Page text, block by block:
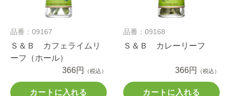
品番：09167
Ｓ＆Ｂ カフェライムリ
ーフ（ホール）
366円
（税込）
カートに入れる
品番：09168
Ｓ＆Ｂ カレーリーフ
366円 （税込）
カートに入れる